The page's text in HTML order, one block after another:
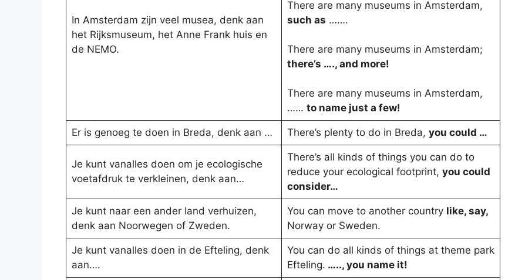
In Amsterdam zijn veel musea, denk aan
het Rijksmuseum, het Anne Frank huis en
de NEMO.
There are many museums in Amsterdam,
such as …….
There are many museums in Amsterdam;
there’s …., and more!
There are many museums in Amsterdam,
…… to name just a few!
Er is genoeg te doen in Breda, denk aan … There’s plenty to do in Breda, you could …
Je kunt vanalles doen om je ecologische
voetafdruk te verkleinen, denk aan…
There’s all kinds of things you can do to
reduce your ecological footprint, you could
consider…
Je kunt naar een ander land verhuizen,
denk aan Noorwegen of Zweden.
You can move to another country like, say,
Norway or Sweden.
Je kunt vanalles doen in de Efteling, denk
aan….
You can do all kinds of things at theme park
Efteling. ….., you name it!